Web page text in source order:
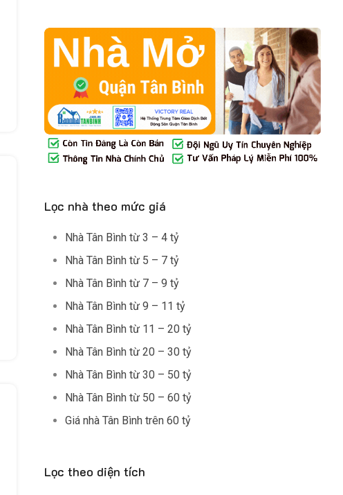
Lọc nhà theo mức giá
Nhà Tân Bình từ 3 – 4 tỷ
Nhà Tân Bình từ 5 – 7 tỷ
Nhà Tân Bình từ 7 – 9 tỷ
Nhà Tân Bình từ 9 – 11 tỷ
Nhà Tân Bình từ 11 – 20 tỷ
Nhà Tân Bình từ 20 – 30 tỷ
Nhà Tân Bình từ 30 – 50 tỷ
Nhà Tân Bình từ 50 – 60 tỷ
Giá nhà Tân Bình trên 60 tỷ
Lọc theo diện tích